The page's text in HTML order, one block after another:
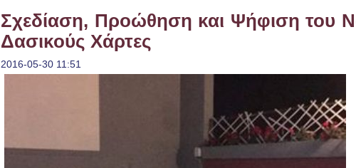
Σχεδίαση, Προώθηση και Ψήφιση του
Δασικούς Χάρτες
2016-05-30 11:51